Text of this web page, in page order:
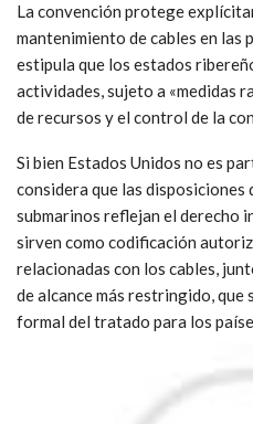
La convención protege
mantenimiento de cables en
estipula que los estados
actividades, sujeto a «medidas
de recursos y el control de la
Si bien Estados Unidos no es
considera que las disposiciones
submarinos reflejan el derecho
sirven como codificación
relacionadas con los cables,
de alcance más restringido,
formal del tratado para los